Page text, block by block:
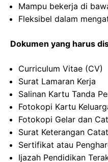
Mampu bekerja di
Fleksibel dalam
Dokumen yang harus
Curriculum Vitae (CV)
Surat Lamaran Kerja
Salinan Kartu Tanda
Fotokopi Kartu
Fotokopi Gelar dan
Surat Keterangan
Sertifikat atau
Ijazah Pendidikan